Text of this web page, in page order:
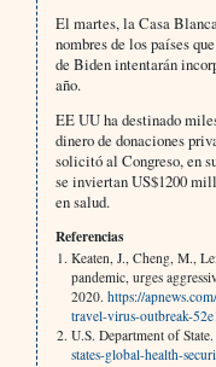
El martes, la Casa
nombres de los países
de Biden intentarán
año.
EE UU ha destinado
dinero de donaciones
solicitó al Congreso, en
se inviertan US$1200
en salud.
Referencias
Keaten, J., Cheng, M.,
pandemic, urges
2020. https://
travel-virus-outbreak-
U.S. Department of
states-global-health-